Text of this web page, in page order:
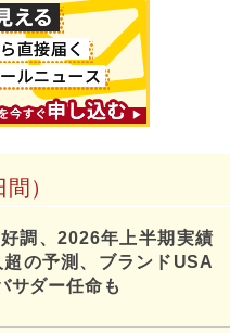
）
調、2026年上半期実績
の予測、ブランドUSA
サダー任命も